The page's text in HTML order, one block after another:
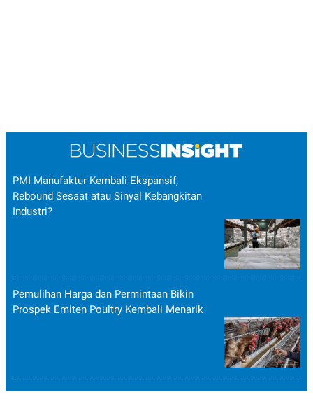
PMI Manufaktur Kembali Ekspansif,
Rebound Sesaat atau Sinyal Kebangkitan
Industri?
Pemulihan Harga dan Permintaan Bikin
Prospek Emiten Poultry Kembali Menarik